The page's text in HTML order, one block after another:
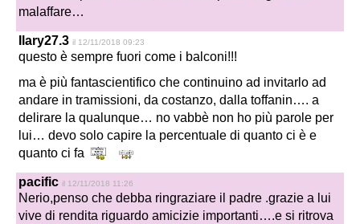
malaffare…
Ilary27.3 il 12/11/2018 09:23
questo è sempre fuori come i balconi!!!
ma è più fantascientifico che continuino ad invitarlo ad
andare in tramissioni, da costanzo, dalla toffanin…. a
delirare la qualunque… no vabbè non ho più parole per
lui… devo solo capire la percentuale di quanto ci è e
quanto ci fa
pacific il 12/11/2018 11:26
Nerio,penso che debba ringraziare il padre .grazie a lui
vive di rendita riguardo amicizie importanti….e si ritrova